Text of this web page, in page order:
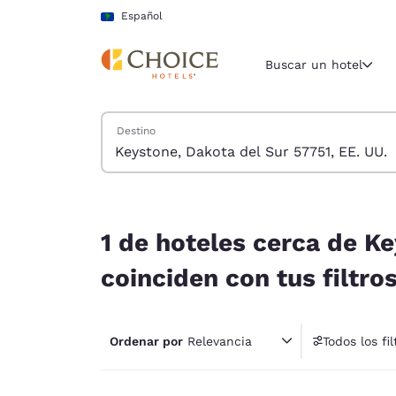
Pasar A Contenido Principal
Español
Región y
América
América
United
América
Buscar un hotel
Buscar hoteles
Destino
1 de hoteles cerca de
coinciden con tus
Ordenar por Relevancia Todos los
1